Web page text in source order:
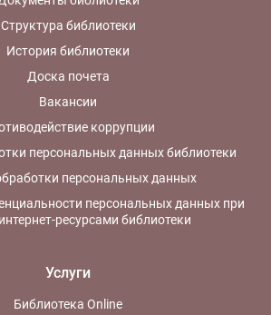
Структура библиотеки
История библиотеки
Доска почета
Вакансии
коррупции
персональных данных библиотеки
персональных данных
персональных данных при
ресурсами библиотеки
Услуги
Библиотека Online